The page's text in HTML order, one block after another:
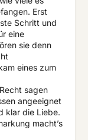
Erst
Schritt und
eine
sie denn
eines zum
sagen
angeeignet
klar die Liebe.
machtʼs